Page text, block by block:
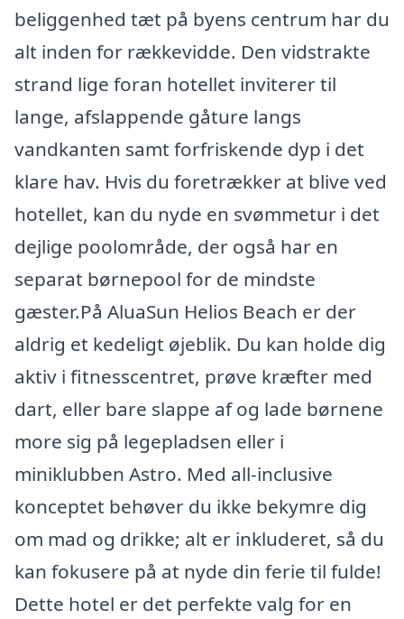
beliggenhed tæt på byens centrum har du
alt inden for rækkevidde. Den vidstrakte
strand lige foran hotellet inviterer til
lange, afslappende gåture langs
vandkanten samt forfriskende dyp i det
klare hav. Hvis du foretrækker at blive ved
hotellet, kan du nyde en svømmetur i det
dejlige poolområde, der også har en
separat børnepool for de mindste
gæster.På AluaSun Helios Beach er der
aldrig et kedeligt øjeblik. Du kan holde dig
aktiv i fitnesscentret, prøve kræfter med
dart, eller bare slappe af og lade børnene
more sig på legepladsen eller i
miniklubben Astro. Med all-inclusive
konceptet behøver du ikke bekymre dig
om mad og drikke; alt er inkluderet, så du
kan fokusere på at nyde din ferie til fulde!
Dette hotel er det perfekte valg for en